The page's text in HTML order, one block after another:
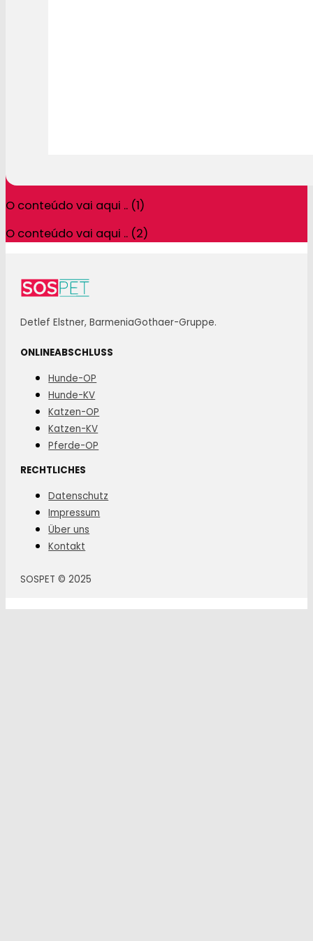
O conteúdo vai aqui .. (1)
O conteúdo vai aqui .. (2)
Detlef Elstner, BarmeniaGothaer-Gruppe.
ONLINEABSCHLUSS
Hunde-OP
Hunde-KV
Katzen-OP
Katzen-KV
Pferde-OP
RECHTLICHES
Datenschutz
Impressum
Über uns
Kontakt
SOSPET © 2025